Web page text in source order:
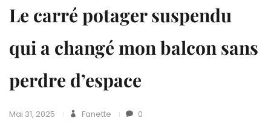
Le carré potager suspendu
qui a changé mon balcon sans
perdre d’espace
Mai 31, 2025 Fanette 0